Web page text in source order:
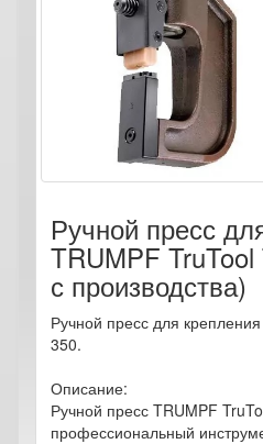
Ручной пресс
TRUMPF
с производства)
Ручной пресс для
350.
Описание:
Ручной пресс TRUMPF
профессиональный